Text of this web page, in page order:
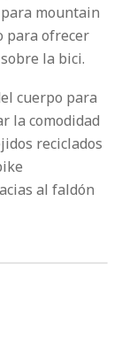
mountain
para ofrecer
la bici.
cuerpo para
la comodidad
reciclados
al faldón